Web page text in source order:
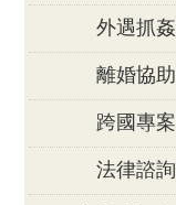
外遇抓姦
離婚協助
跨國專案
法律諮詢